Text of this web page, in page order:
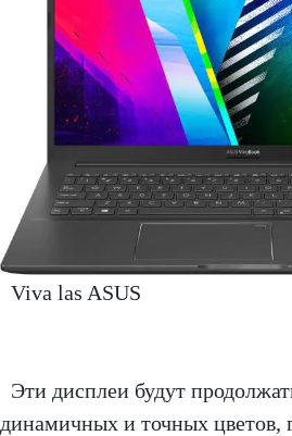
Viva las ASUS
Эти дисплеи будут
динамичных и точных цветов,